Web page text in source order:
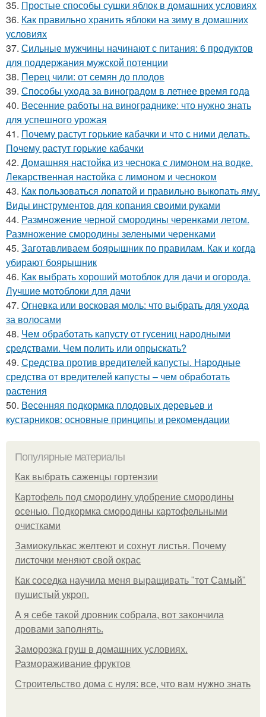
35. Простые способы сушки яблок в домашних условиях
36. Как правильно хранить яблоки на зиму в домашних
условиях
37. Сильные мужчины начинают с питания: 6 продуктов
для поддержания мужской потенции
38. Перец чили: от семян до плодов
39. Способы ухода за виноградом в летнее время года
40. Весенние работы на винограднике: что нужно знать
для успешного урожая
41. Почему растут горькие кабачки и что с ними делать.
Почему растут горькие кабачки
42. Домашняя настойка из чеснока с лимоном на водке.
Лекарственная настойка с лимоном и чесноком
43. Как пользоваться лопатой и правильно выкопать яму.
Виды инструментов для копания своими руками
44. Размножение черной смородины черенками летом.
Размножение смородины зелеными черенками
45. Заготавливаем боярышник по правилам. Как и когда
убирают боярышник
46. Как выбрать хороший мотоблок для дачи и огорода.
Лучшие мотоблоки для дачи
47. Огневка или восковая моль: что выбрать для ухода
за волосами
48. Чем обработать капусту от гусениц народными
средствами. Чем полить или опрыскать?
49. Средства против вредителей капусты. Народные
средства от вредителей капусты – чем обработать
растения
50. Весенняя подкормка плодовых деревьев и
кустарников: основные принципы и рекомендации
Популярные материалы
Как выбрать саженцы гортензии
Картофель под смородину удобрение смородины
осенью. Подкормка смородины картофельными
очистками
Замиокулькас желтеют и сохнут листья. Почему
листочки меняют свой окрас
Как соседка научила меня выращивать "тот Самый"
пушистый укроп.
А я себе такой дровник собрала, вот закончила
дровами заполнять.
Заморозка груш в домашних условиях.
Размораживание фруктов
Строительство дома с нуля: все, что вам нужно знать